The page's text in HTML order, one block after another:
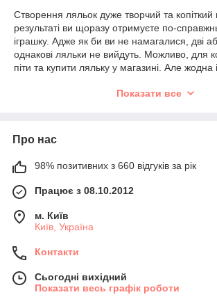
Створення ляльок дуже творчий та
результаті ви щоразу отримуєте по-
іграшку. Адже як би ви не намагалися, дві
однакові ляльки не вийдуть. Можливо, для
піти та купити ляльку у магазині. Але
Створюючи чарівну ляльку дуже важливо
- Натуральні відтінки: Широка палітра
від світлого блонду до глибокого чорного
ідеальний колір для будь-якої ляльки.
- Фантазійні кольори: Яскраві та незвичайні
рожевий, синій чи зелений, ідеально
казкових чи фантазійних персонажів.
- Різні текстури: Доступні як пряме, так і
хвилясте волосся, що дозволяє створити
Волосся виготовлене з якісних синтетичних
забезпечує їх довговічність і стійкість до
Безпечні для дітей та не викликають
Показати все
Про нас
98% позитивних з 660 відгуків за рік
Працює з 08.10.2012
м. Київ
Київ, Україна
Контакти
Сьогодні вихідний
Показати весь графік роботи